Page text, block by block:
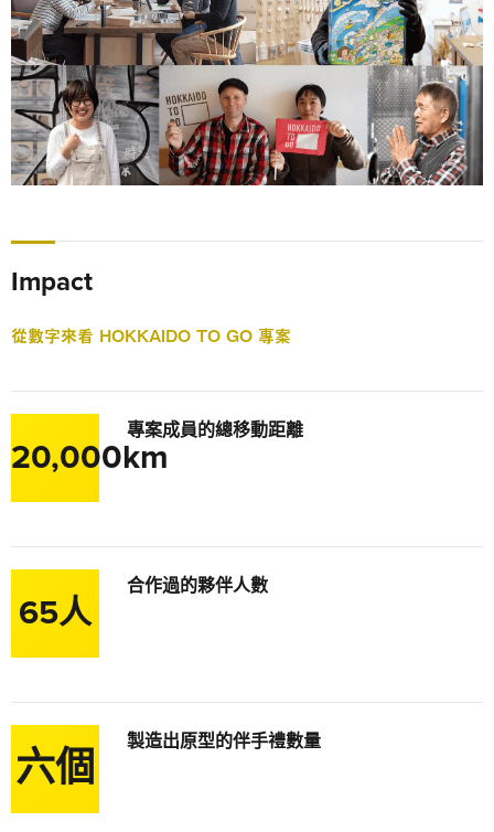
Impact
從數字來看 HOKKAIDO TO GO 專案
20,000km
專案成員的總移動距離
65人
合作過的夥伴人數
六個
製造出原型的伴手禮數量